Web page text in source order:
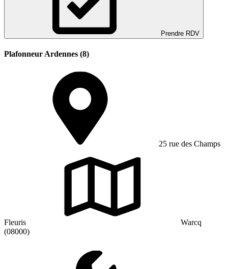
Prendre RDV
Plafonneur Ardennes (8)
25 rue des Champs
Fleuris
Warcq
(08000)